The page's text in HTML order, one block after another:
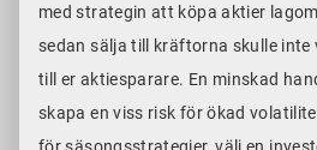
med strategin att köpa aktier
sedan sälja till kräftorna skulle inte
till er aktiesparare. En minskad
skapa en viss risk för ökad
för säsongsstrategier, välj en